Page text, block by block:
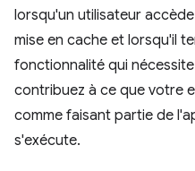
lorsqu'un utilisateur
mise en cache et lorsqu'il
fonctionnalité qui
contribuez à ce que votre
comme faisant partie de
s'exécute.